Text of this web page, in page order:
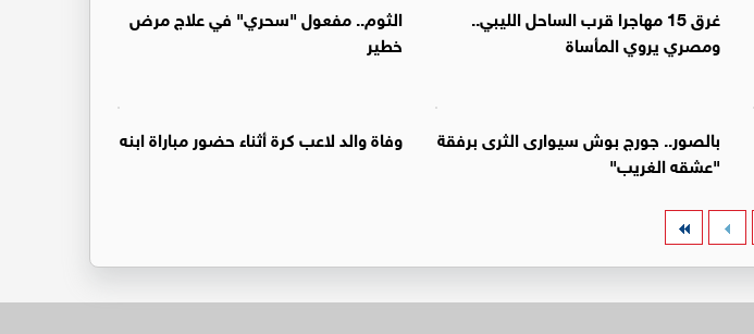
غرق 15 مهاجرا قرب الساحل الليبي..
ومصري يروي المأساة
الثوم.. مفعول "سحري" في علاج مرض
خطير
بالصور.. جورج بوش سيوارى الثرى برفقة
"عشقه الغريب"
وفاة والد لاعب كرة أثناء حضور مباراة ابنه